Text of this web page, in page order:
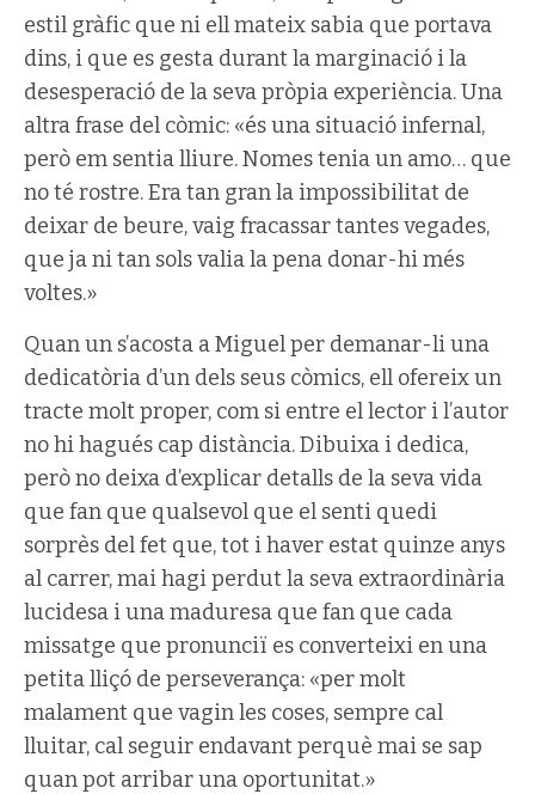
estil gràfic que ni ell mateix sabia que portava
dins, i que es gesta durant la marginació i la
desesperació de la seva pròpia experiència. Una
altra frase del còmic: «és una situació infernal,
però em sentia lliure. Nomes tenia un amo… que
no té rostre. Era tan gran la impossibilitat de
deixar de beure, vaig fracassar tantes vegades,
que ja ni tan sols valia la pena donar-hi més
voltes.»
Quan un s’acosta a Miguel per demanar-li una
dedicatòria d’un dels seus còmics, ell ofereix un
tracte molt proper, com si entre el lector i l’autor
no hi hagués cap distància. Dibuixa i dedica,
però no deixa d’explicar detalls de la seva vida
que fan que qualsevol que el senti quedi
sorprès del fet que, tot i haver estat quinze anys
al carrer, mai hagi perdut la seva extraordinària
lucidesa i una maduresa que fan que cada
missatge que pronunciï es converteixi en una
petita lliçó de perseverança: «per molt
malament que vagin les coses, sempre cal
lluitar, cal seguir endavant perquè mai se sap
quan pot arribar una oportunitat.»